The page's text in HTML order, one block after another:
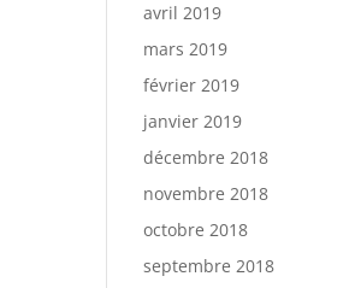
avril 2019
mars 2019
février 2019
janvier 2019
décembre 2018
novembre 2018
octobre 2018
septembre 2018